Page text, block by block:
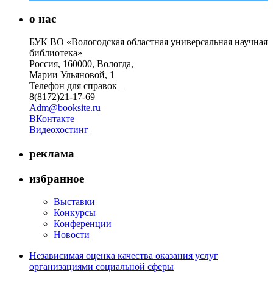
о нас
БУК ВО «Вологодская областная универсальная научная
библиотека»
Россия, 160000, Вологда,
Марии Ульяновой, 1
Телефон для справок –
8(8172)21-17-69
Adm@booksite.ru
ВКонтакте
Видеохостинг
реклама
избранное
Выставки
Конкурсы
Конференции
Новости
Независимая оценка качества оказания услуг
организациями социальной сферы